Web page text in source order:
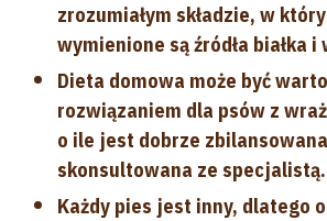
zrozumiałym składzie, w
wymienione są źródła białka
Dieta domowa może być
rozwiązaniem dla psów z
o ile jest dobrze
skonsultowana ze specjalistą.
Każdy pies jest inny, dlatego